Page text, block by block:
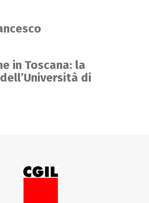
in Toscana: la
di